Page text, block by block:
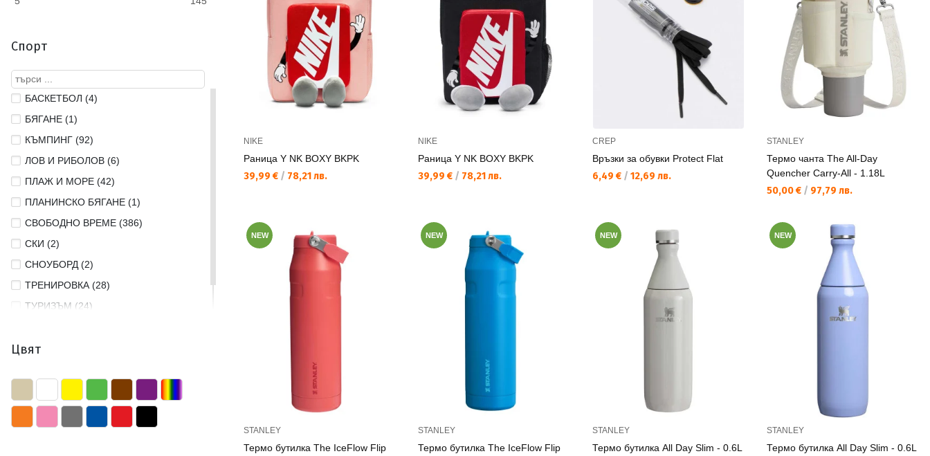
OSFA (16)
OSFM (4)
S (4)
S/M (4)
STD (1)
XL (1)
YOUTH (3)
Спорт
БАСКЕТБОЛ (4)
БЯГАНЕ (1)
КЪМПИНГ (92)
ЛОВ И РИБОЛОВ (6)
ПЛАЖ И МОРЕ (42)
ПЛАНИНСКО БЯГАНЕ (1)
СВОБОДНО ВРЕМЕ (386)
СКИ (2)
СНОУБОРД (2)
ТРЕНИРОВКА (28)
ТУРИЗЪМ (24)
Цвят
NIKE
Раница Y NK BOXY BKPK
Текуща цена:
39,99 € / 78,21 лв.
NIKE
Раница Y NK BOXY BKPK
Текуща цена:
39,99 € / 78,21 лв.
CREP
Връзки за обувки Protect Flat
Текуща цена:
6,49 € / 12,69 лв.
STANLEY
Термо чанта The All-Day
Quencher Carry-All - 1.18L
Текуща цена:
50,00 € / 97,79 лв.
NEW
STANLEY
Термо бутилка The IceFlow Flip
NEW
STANLEY
Термо бутилка The IceFlow Flip
NEW
STANLEY
Термо бутилка All Day Slim - 0.6L
NEW
STANLEY
Термо бутилка All Day Slim - 0.6L